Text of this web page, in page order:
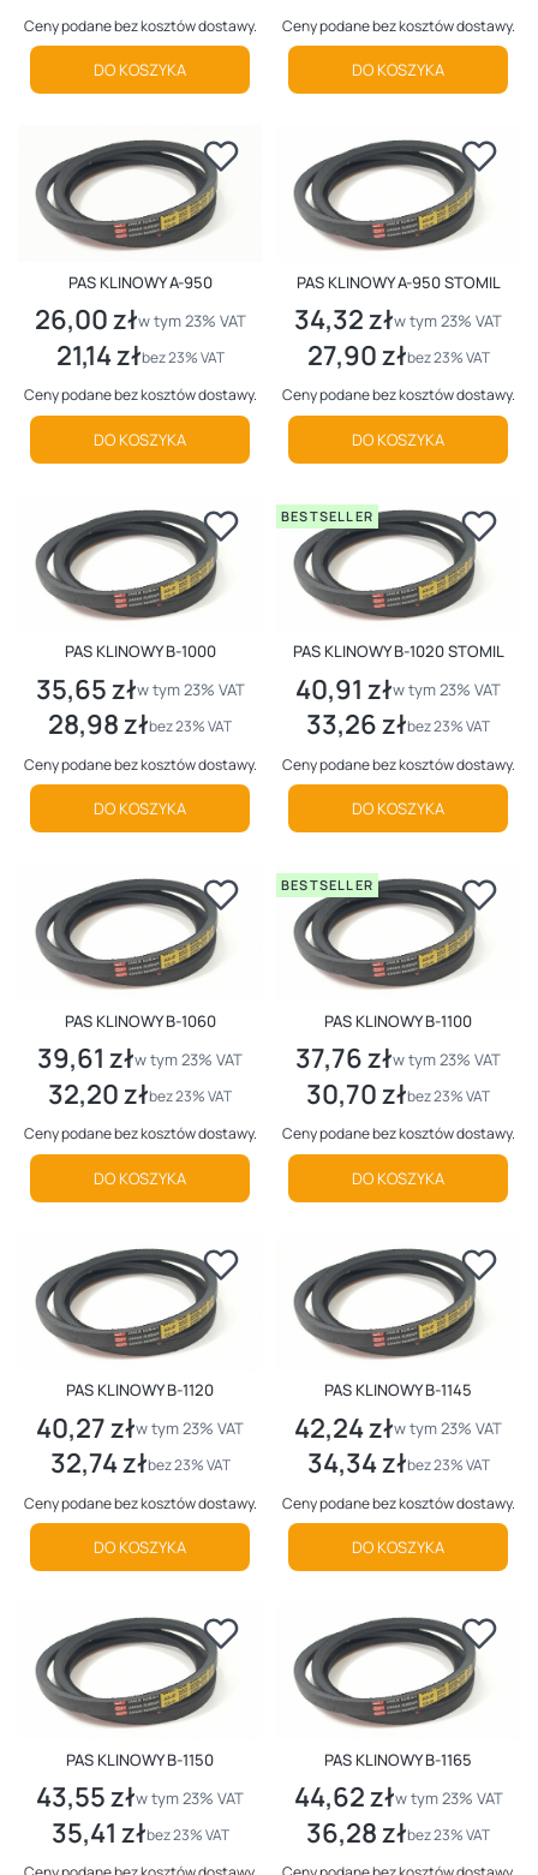
Ceny podane bez kosztów dostawy.
DO KOSZYKA
Ceny podane bez kosztów dostawy.
DO KOSZYKA
PAS KLINOWY A-950
Cena brutto
26,00 złw tym %s VAT
w tym 23% VAT
Cena netto
21,14 złbez 23% VAT
Ceny podane bez kosztów dostawy.
DO KOSZYKA
PAS KLINOWY A-950 STOMIL
Cena brutto
34,32 złw tym %s VAT
w tym 23% VAT
Cena netto
27,90 złbez 23% VAT
Ceny podane bez kosztów dostawy.
DO KOSZYKA
PAS KLINOWY B-1000
Cena brutto
35,65 złw tym %s VAT
w tym23% VAT
Cena netto
28,98 złbez 23% VAT
Ceny podane bez kosztów dostawy.
DO KOSZYKA
BESTSELLER
PAS KLINOWY B-1020 STOMIL
Cena brutto
40,91 złw tym %s VAT
w tym23% VAT
Cena netto
33,26 złbez 23% VAT
Ceny podane bez kosztów dostawy.
DO KOSZYKA
PAS KLINOWY B-1060
Cena brutto
39,61 złw tym %s VAT
w tym23% VAT
Cena netto
32,20 złbez 23% VAT
Ceny podane bez kosztów dostawy.
DO KOSZYKA
BESTSELLER
PAS KLINOWY B-1100
Cena brutto
37,76 złw tym %s VAT
w tym23% VAT
Cena netto
30,70 złbez 23% VAT
Ceny podane bez kosztów dostawy.
DO KOSZYKA
PAS KLINOWY B-1120
Cena brutto
40,27 złw tym %s VAT
w tym23% VAT
Cena netto
32,74 złbez 23% VAT
Ceny podane bez kosztów dostawy.
DO KOSZYKA
PAS KLINOWY B-1145
Cena brutto
42,24 złw tym %s VAT
w tym23% VAT
Cena netto
34,34 złbez 23% VAT
Ceny podane bez kosztów dostawy.
DO KOSZYKA
PAS KLINOWY B-1150
Cena brutto
43,55 złw tym %s VAT
w tym23% VAT
Cena netto
35,41 złbez 23% VAT
PAS KLINOWY B-1165
Cena brutto
44,62 złw tym %s VAT
w tym23% VAT
Cena netto
36,28 złbez 23% VAT